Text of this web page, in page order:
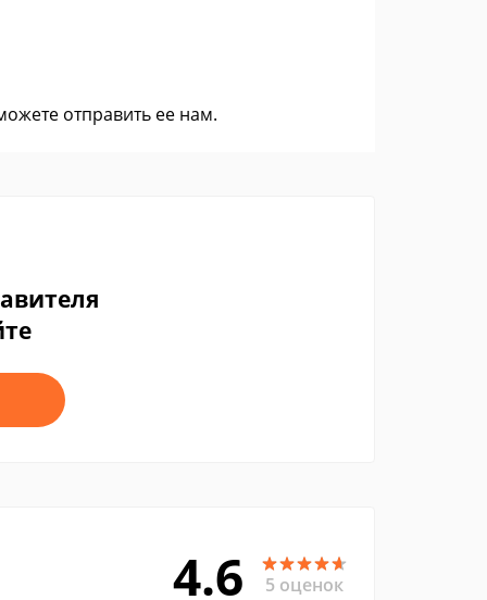
отправить ее нам.
4.6 5 оценок